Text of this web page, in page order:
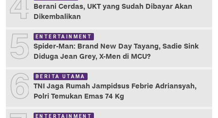
Berani Cerdas, UKT yang Sudah Dibayar Akan
Dikembalikan
5 ENTERTAINMENT
Spider-Man: Brand New Day Tayang, Sadie Sink
Diduga Jean Grey, X-Men di MCU?
6 BERITA UTAMA
TNI Jaga Rumah Jampidsus Febrie Adriansyah,
Polri Temukan Emas 74 Kg
ENTERTAINMENT